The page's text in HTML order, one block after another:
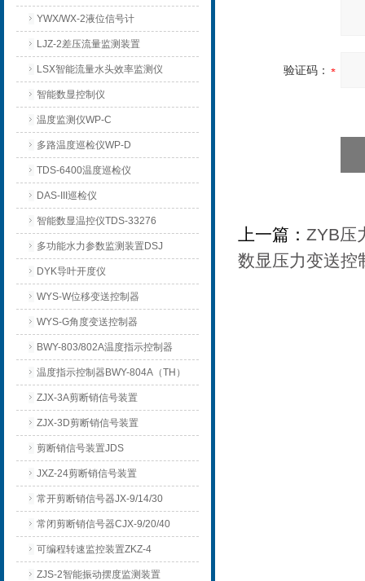
YWX/WX-2液位信号计
LJZ-2差压流量监测装置
LSX智能流量水头效率监测仪
智能数显控制仪
温度监测仪WP-C
多路温度巡检仪WP-D
TDS-6400温度巡检仪
DAS-III巡检仪
智能数显温控仪TDS-33276
多功能水力参数监测装置DSJ
DYK导叶开度仪
WYS-W位移变送控制器
WYS-G角度变送控制器
BWY-803/802A温度指示控制器
温度指示控制器BWY-804A（TH）
ZJX-3A剪断销信号装置
ZJX-3D剪断销信号装置
剪断销信号装置JDS
JXZ-24剪断销信号装置
常开剪断销信号器JX-9/14/30
常闭剪断销信号器CJX-9/20/40
可编程转速监控装置ZKZ-4
ZJS-2智能振动摆度监测装置
验证码：
上一篇： ZYB压
数显压力变送控